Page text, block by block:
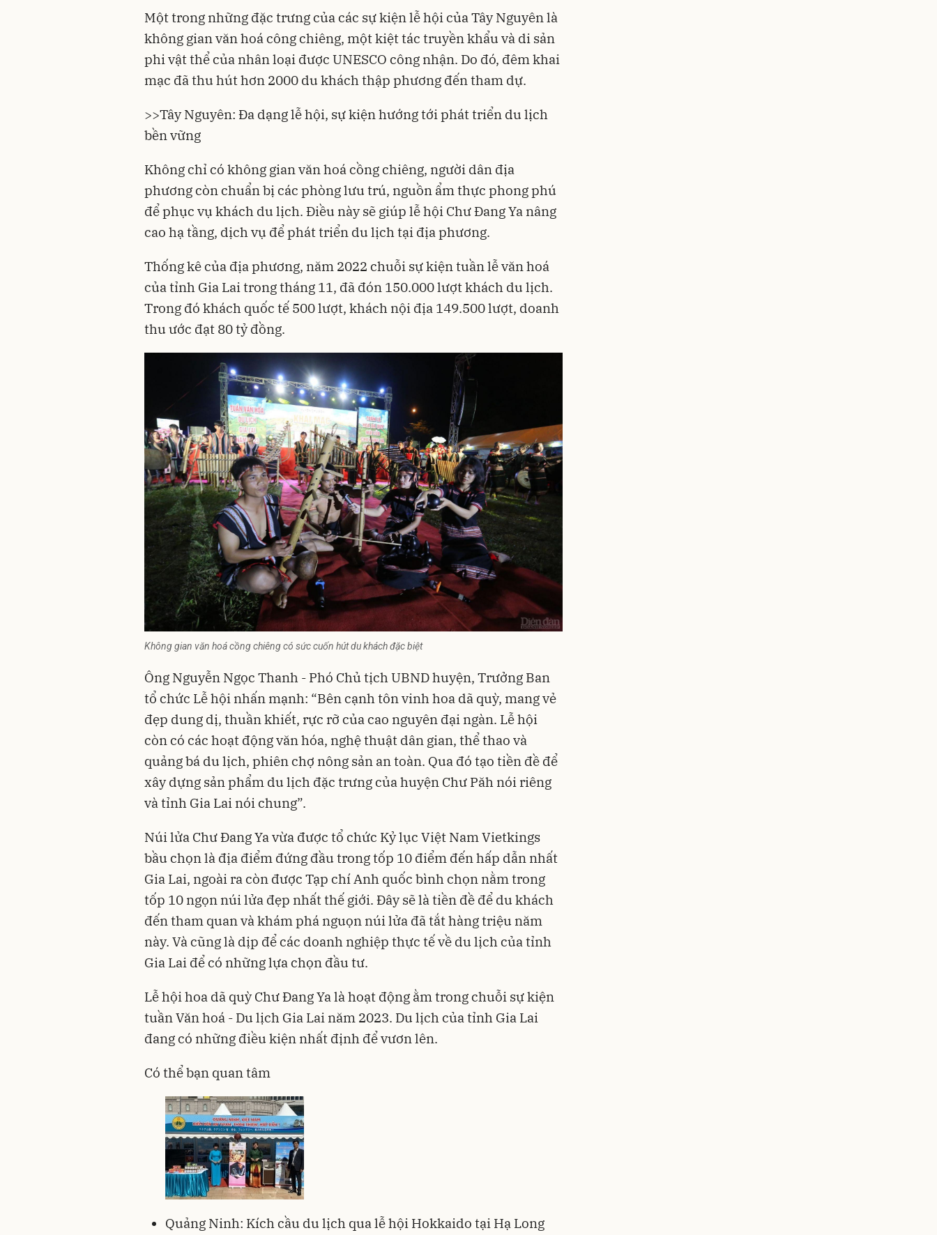
Một trong những đặc trưng của các sự kiện lễ hội của Tây Nguyên là
không gian văn hoá công chiêng, một kiệt tác truyền khẩu và di sản
phi vật thể của nhân loại được UNESCO công nhận. Do đó, đêm khai
mạc đã thu hút hơn 2000 du khách thập phương đến tham dự.
>>Tây Nguyên: Đa dạng lễ hội, sự kiện hướng tới phát triển du lịch
bền vững
Không chỉ có không gian văn hoá cồng chiêng, người dân địa
phương còn chuẩn bị các phòng lưu trú, nguồn ẩm thực phong phú
để phục vụ khách du lịch. Điều này sẽ giúp lễ hội Chư Đang Ya nâng
cao hạ tầng, dịch vụ để phát triển du lịch tại địa phương.
Thống kê của địa phương, năm 2022 chuỗi sự kiện tuần lễ văn hoá
của tỉnh Gia Lai trong tháng 11, đã đón 150.000 lượt khách du lịch.
Trong đó khách quốc tế 500 lượt, khách nội địa 149.500 lượt, doanh
thu ước đạt 80 tỷ đồng.
Không gian văn hoá cồng chiêng có sức cuốn hút du khách đặc biệt
Ông Nguyễn Ngọc Thanh - Phó Chủ tịch UBND huyện, Trưởng Ban
tổ chức Lễ hội nhấn mạnh: “Bên cạnh tôn vinh hoa dã quỳ, mang vẻ
đẹp dung dị, thuần khiết, rực rỡ của cao nguyên đại ngàn. Lễ hội
còn có các hoạt động văn hóa, nghệ thuật dân gian, thể thao và
quảng bá du lịch, phiên chợ nông sản an toàn. Qua đó tạo tiền đề để
xây dựng sản phẩm du lịch đặc trưng của huyện Chư Păh nói riêng
và tỉnh Gia Lai nói chung”.
Núi lửa Chư Đang Ya vừa được tổ chức Kỷ lục Việt Nam Vietkings
bầu chọn là địa điểm đứng đầu trong tốp 10 điểm đến hấp dẫn nhất
Gia Lai, ngoài ra còn được Tạp chí Anh quốc bình chọn nằm trong
tốp 10 ngọn núi lửa đẹp nhất thế giới. Đây sẽ là tiền đề để du khách
đến tham quan và khám phá nguọn núi lửa đã tắt hàng triệu năm
này. Và cũng là dịp để các doanh nghiệp thực tế về du lịch của tỉnh
Gia Lai để có những lựa chọn đầu tư.
Lễ hội hoa dã quỳ Chư Đang Ya là hoạt động ằm trong chuỗi sự kiện
tuần Văn hoá - Du lịch Gia Lai năm 2023. Du lịch của tỉnh Gia Lai
đang có những điều kiện nhất định để vươn lên.
Có thể bạn quan tâm
Quảng Ninh: Kích cầu du lịch qua lễ hội Hokkaido tại Hạ Long